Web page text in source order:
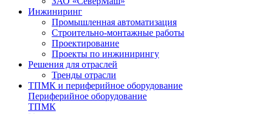
Инжиниринг
Промышленная автоматизация
Строительно-монтажные работы
Проектирование
Проекты по инжинирингу
Решения для отраслей
Тренды отрасли
ТПМК и периферийное оборудование
Периферийное оборудование
ТПМК